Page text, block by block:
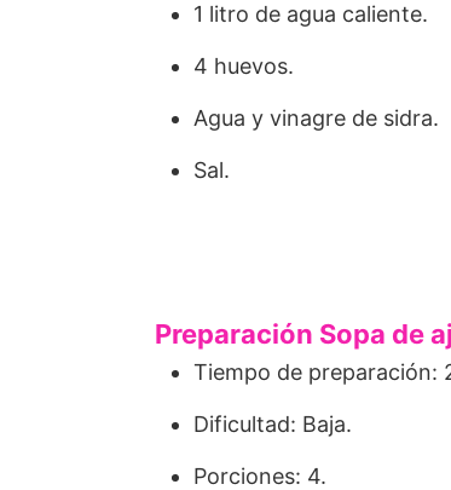
1 litro de agua caliente.
4 huevos.
Agua y vinagre de sidra.
Sal.
Preparación Sopa de
Tiempo de preparación:
Dificultad: Baja.
Porciones: 4.